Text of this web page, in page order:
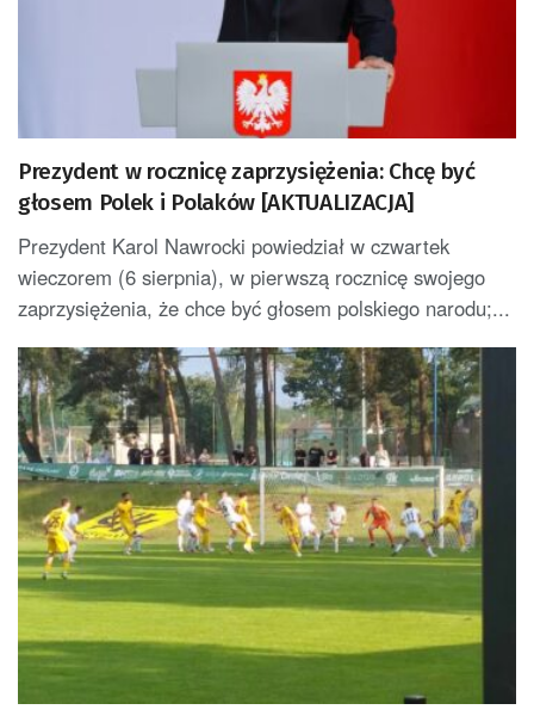
Prezydent w rocznicę zaprzysiężenia: Chcę być
głosem Polek i Polaków [AKTUALIZACJA]
Prezydent Karol Nawrocki powiedział w czwartek
wieczorem (6 sierpnia), w pierwszą rocznicę swojego
zaprzysiężenia, że chce być głosem polskiego narodu;...